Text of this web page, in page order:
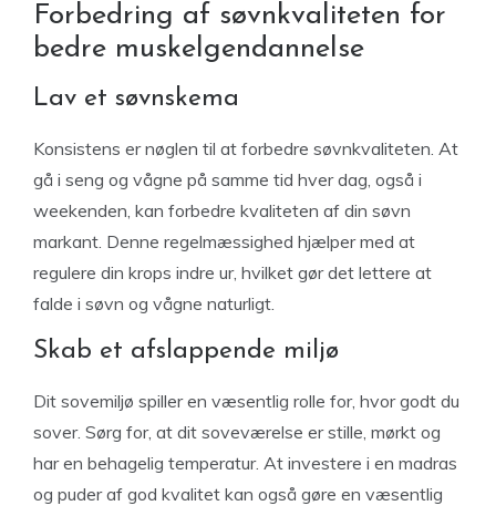
Forbedring af søvnkvaliteten for
bedre muskelgendannelse
Lav et søvnskema
Konsistens er nøglen til at forbedre søvnkvaliteten. At
gå i seng og vågne på samme tid hver dag, også i
weekenden, kan forbedre kvaliteten af ​​din søvn
markant. Denne regelmæssighed hjælper med at
regulere din krops indre ur, hvilket gør det lettere at
falde i søvn og vågne naturligt.
Skab et afslappende miljø
Dit sovemiljø spiller en væsentlig rolle for, hvor godt du
sover. Sørg for, at dit soveværelse er stille, mørkt og
har en behagelig temperatur. At investere i en madras
og puder af god kvalitet kan også gøre en væsentlig